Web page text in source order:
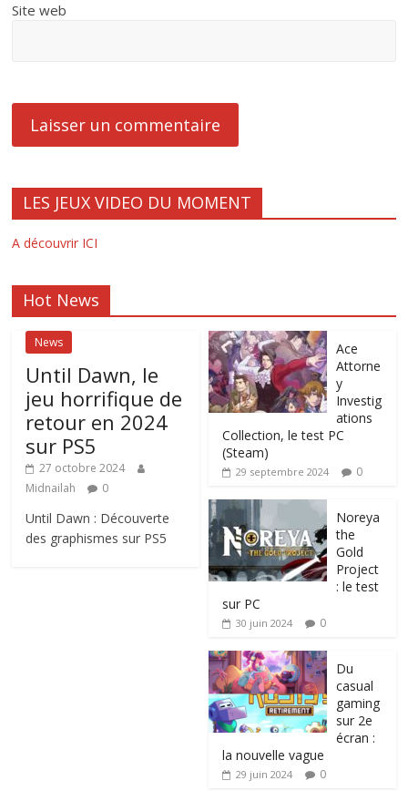
Site web
LES JEUX VIDEO DU MOMENT
A découvrir ICI
Hot News
News
Until Dawn, le
jeu horrifique de
retour en 2024
sur PS5
27 octobre 2024
Midnailah
0
Until Dawn : Découverte
des graphismes sur PS5
Ace
Attorne
y
Investig
ations
Collection, le test PC
(Steam)
29 septembre 2024 0
Noreya
the
Gold
Project
: le test
sur PC
30 juin 2024 0
Du
casual
gaming
sur 2e
écran :
la nouvelle vague
29 juin 2024 0